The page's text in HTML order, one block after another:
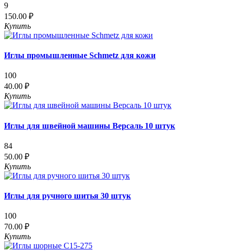
9
150.00 ₽
Купить
Иглы промышленные Schmetz для кожи
100
40.00 ₽
Купить
Иглы для швейной машины Версаль 10 штук
84
50.00 ₽
Купить
Иглы для ручного шитья 30 штук
100
70.00 ₽
Купить